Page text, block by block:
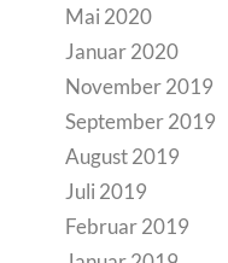
Mai 2020
Januar 2020
November 2019
September 2019
August 2019
Juli 2019
Februar 2019